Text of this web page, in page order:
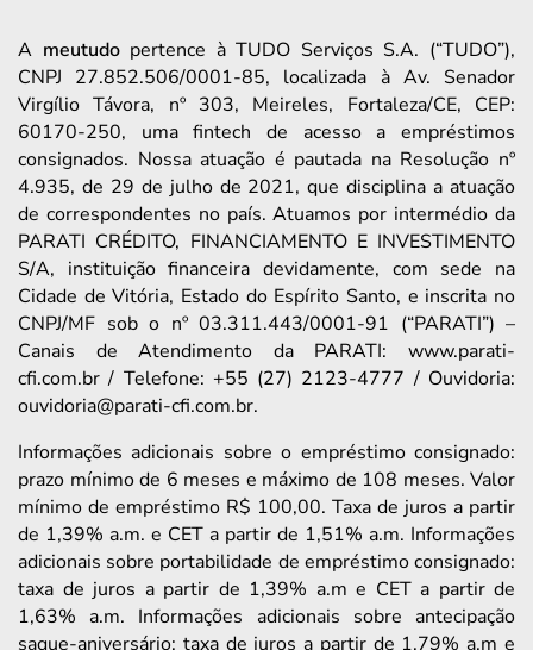
A meutudopertence à TUDO Serviços S.A. (“TUDO”),
CNPJ 27.852.506/0001-85, localizada à Av. Senador
Virgílio Távora, nº 303, Meireles, Fortaleza/CE, CEP:
60170-250, uma fintech de acesso a empréstimos
consignados. Nossa atuação é pautada na Resolução nº
4.935, de 29 de julho de 2021, que disciplina a atuação
de correspondentes no país. Atuamos por intermédio da
PARATI CRÉDITO, FINANCIAMENTO E INVESTIMENTO
S/A, instituição financeira devidamente, com sede na
Cidade de Vitória, Estado do Espírito Santo, e inscrita no
CNPJ/MF sob o nº 03.311.443/0001-91 (“PARATI”) –
Canais de Atendimento da PARATI: www.parati-
cfi.com.br / Telefone: +55 (27) 2123-4777 / Ouvidoria:
ouvidoria@parati-cfi.com.br.
Informações adicionais sobre o empréstimo consignado:
prazo mínimo de 6 meses e máximo de 108 meses. Valor
mínimo de empréstimo R$ 100,00. Taxa de juros a partir
de 1,39% a.m. e CET a partir de 1,51% a.m. Informações
adicionais sobre portabilidade de empréstimo consignado:
taxa de juros a partir de 1,39% a.m e CET a partir de
1,63% a.m. Informações adicionais sobre antecipação
saque-aniversário: taxa de juros a partir de 1,79% a.m e